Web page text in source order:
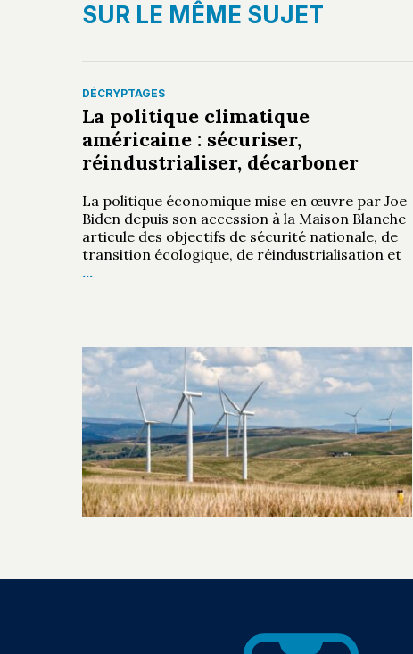
SUR LE MÊME SUJET
DÉCRYPTAGES
La politique climatique
américaine : sécuriser,
réindustrialiser, décarboner
La politique économique mise en œuvre par Joe
Biden depuis son accession à la Maison Blanche
articule des objectifs de sécurité nationale, de
transition écologique, de réindustrialisation et
…